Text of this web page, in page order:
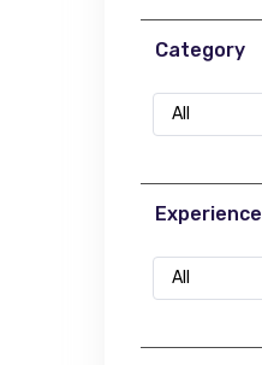
Category
All
Experience
All